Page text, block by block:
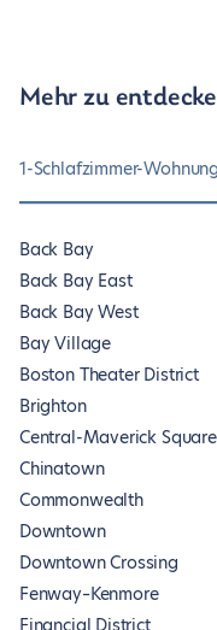
Mehr zu
1-Schlafzimmer-
Back Bay
Back Bay East
Back Bay West
Bay Village
Boston Theater District
Brighton
Central-Maverick
Chinatown
Commonwealth
Downtown
Downtown Crossing
Fenway–Kenmore
Financial District